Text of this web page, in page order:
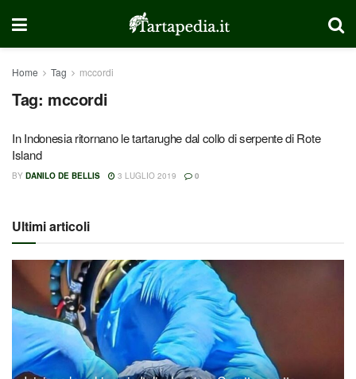
Home Tag mccordi
Tag: mccordi
In Indonesia ritornano le tartarughe dal collo di serpente di Rote
Island
BY DANILO DE BELLIS 3 LUGLIO 2019 0
Ultimi articoli